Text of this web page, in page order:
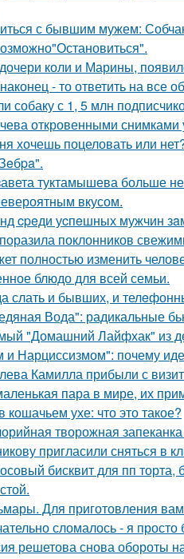
с бывшим мужем:
коли и Марины,
- то ответить на все
собаку с 1, 5 млн
откровенными снимками
хочешь поцеловать или
туктамышева больше
вкусом.
cpeди уcпeшных мужчин
поклонников
полностью изменить
блюдо для всей семьи.
слать и бывших, и
Вода": радикальные
"Домашний Лайфхак" из
Нарциссизмом": почему
Камилла прибыли с
пара в мире, их
ухе: что это такое?
творожная
пригласили сняться в
бисквит для пп торта,
Для приготовления
сломалось - я
решетова снова обороты